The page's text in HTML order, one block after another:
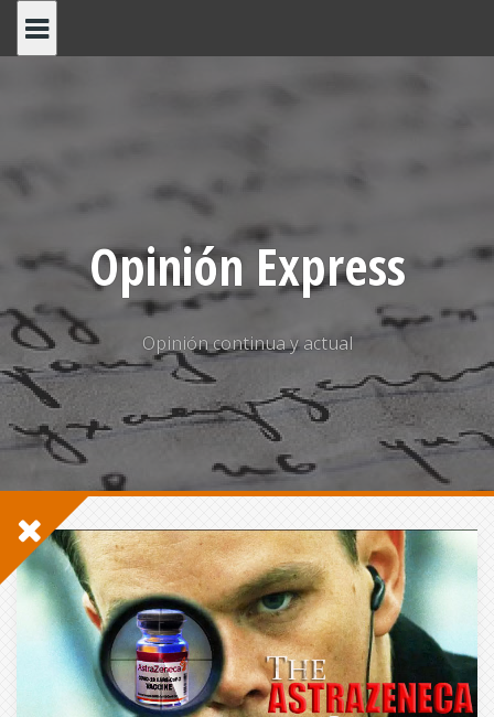
Opinión Express
Opinión continua y actual